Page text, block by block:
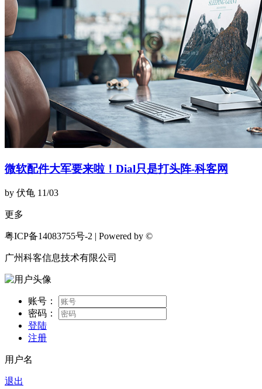
微软配件大军要来啦！Dial只是打头阵-科客网
by 伏龟 11/03
更多
粤ICP备14083755号-2 | Powered by ©
广州科客信息技术有限公司
账号：
密码：
登陆
注册
用户名
退出